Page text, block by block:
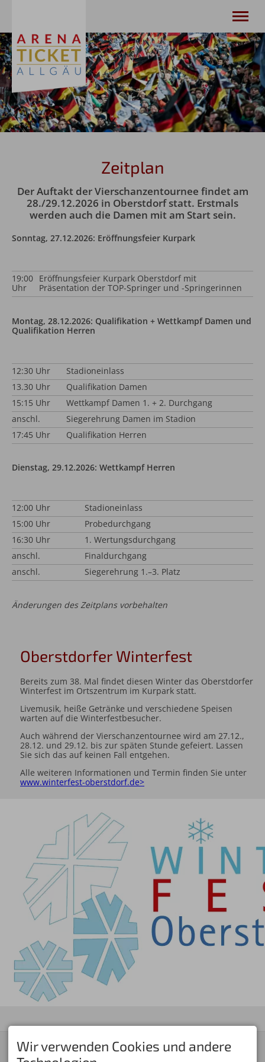
Arena-Ticket Allgäu | Ihr Ticketpartner für
Wintersporthighlights im Allgäu
Veranstaltungen
Ticketbestellung
Zeitplan
Der Auftakt der Vierschanzentournee findet am
28./29.12.2026 in Oberstdorf statt. Erstmals
werden auch die Damen mit am Start sein.
Sonntag, 27.12.2026: Eröffnungsfeier Kurpark
19:00
Uhr
Eröffnungsfeier Kurpark Oberstdorf mit
Präsentation der TOP-Springer und -Springerinnen
Montag, 28.12.2026: Qualifikation + Wettkampf Damen und
Qualifikation Herren
12:30 Uhr
Stadioneinlass
13.30 Uhr
Qualifikation Damen
15:15 Uhr
Wettkampf Damen 1. + 2. Durchgang
anschl.
Siegerehrung Damen im Stadion
17:45 Uhr
Qualifikation Herren
Dienstag, 29.12.2026: Wettkampf Herren
12:00 Uhr
Stadioneinlass
15:00 Uhr
Probedurchgang
16:30 Uhr
1. Wertungsdurchgang
anschl.
Finaldurchgang
anschl.
Siegerehrung 1.–3. Platz
Änderungen des Zeitplans vorbehalten
Oberstdorfer Winterfest
Bereits zum 38. Mal findet diesen Winter das Oberstdorfer
Winterfest im Ortszentrum im Kurpark statt.
Livemusik, heiße Getränke und verschiedene Speisen
warten auf die Winterfestbesucher.
Auch während der Vierschanzentournee wird am 27.12.,
28.12. und 29.12. bis zur späten Stunde gefeiert. Lassen
Sie sich das auf keinen Fall entgehen.
Alle weiteren Informationen und Termin finden Sie unter
www.winterfest-oberstdorf.de>
KONTAKT
Skiclub Oberstdorf
Wir verwenden Cookies und andere